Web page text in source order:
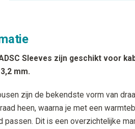
Sleeves zijn geschikt voor
mm.
zijn de bekendste vorm van
heen, waarna je met een
passen. Dit is een overzichtelijke